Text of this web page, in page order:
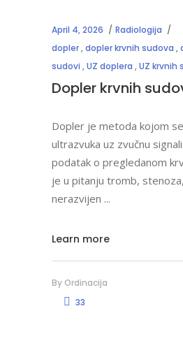
April 4, 2026
Radiologija
dopler,dopler krvnih sudova ,
sudovi ,UZ doplera ,UZ krvnih
Dopler krvnih
Dopler je metoda kojom
ultrazvuka uz zvučnu
podatak o pregledanom
je u pitanju tromb,
nerazvijen
Learn more
By Ordinacija
33